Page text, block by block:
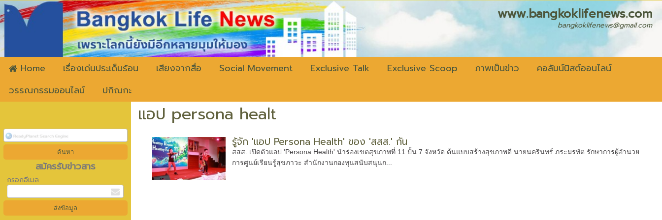
www.bangkoklifenews.com
bangkoklifenews@gmail.com
Home เรื่องเด่นประเด็นร้อน เสียงจากสื่อ Social Movement Exclusive Talk Exclusive Scoop ภาพเป็นข่าว
คอลัมน์นิสต์ออนไลน์
วรรณกรรมออนไลน์
ปกิณกะ
สมัครรับข่าวสาร
กรอกอีเมล
แอป persona healt
รู้จัก 'แอป Persona Health' ของ 'สสส.' กัน
สสส. เปิดตัวแอป 'Persona Health' นำร่องเขตสุขภาพที่ 11 ปั้น 7 จังหวัด ต้นแบบสร้างสุขภาพดี นายนครินทร์ ภระมรทัต รักษาการผู้อำนวย
การศูนย์เรียนรู้สุขภาวะ สำนักงานกองทุนสนับสนุนก...